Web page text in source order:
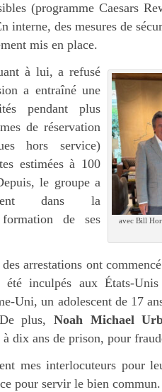
(programme Caesars
interne, des mesures de
mis en place.
avec Bill
à lui, a refusé
a entraîné une
pendant plus
de réservation
hors service)
estimées à 100
le groupe a
dans la
de ses
arrestations ont
été inculpés aux États-
Uni, un adolescent de 17
plus, Noah Michael
à dix ans de prison, pour
mes interlocuteurs pour
pour servir le bien commun.